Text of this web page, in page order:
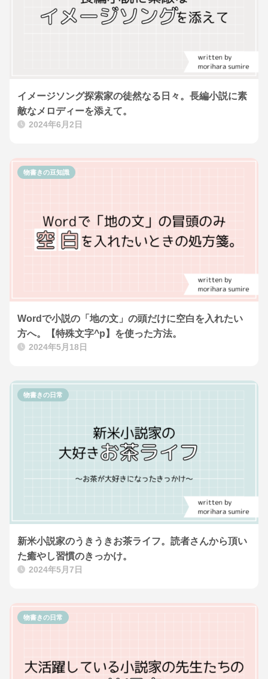
イメージソング探索家の徒然なる日々。長編小説に素
敵なメロディーを添えて。
2024年6月2日
Wordで小説の「地の文」の頭だけに空白を入れたい
方へ。【特殊文字^p】を使った方法。
2024年5月18日
物書きの豆知識
新米小説家のうきうきお茶ライフ。読者さんから頂い
た癒やし習慣のきっかけ。
2024年5月7日
物書きの日常
物書きの日常